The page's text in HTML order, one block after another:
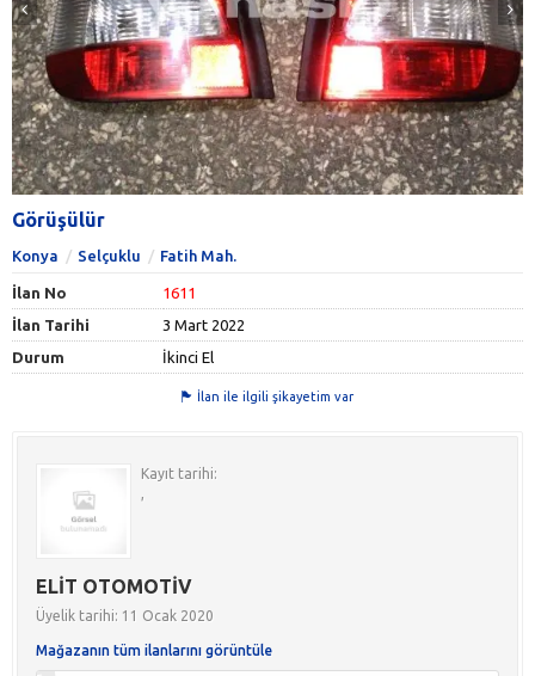
Görüşülür
Konya Selçuklu Fatih Mah.
İlan No
1611
İlan Tarihi
3 Mart 2022
Durum
İkinci El
İlan ile ilgili şikayetim var
Kayıt tarihi:
,
ELİT OTOMOTİV
Üyelik tarihi: 11 Ocak 2020
Mağazanın tüm ilanlarını görüntüle